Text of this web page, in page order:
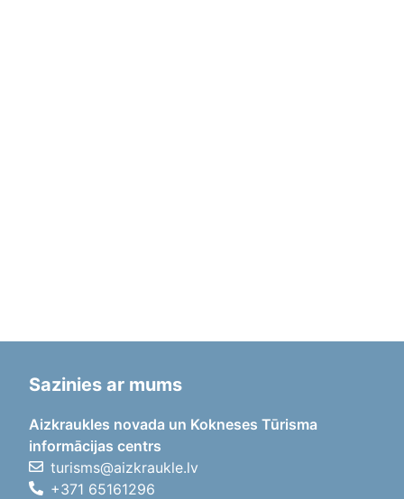
Sazinies ar mums
Aizkraukles novada un Kokneses Tūrisma
informācijas centrs
turisms@aizkraukle.lv
+371 65161296